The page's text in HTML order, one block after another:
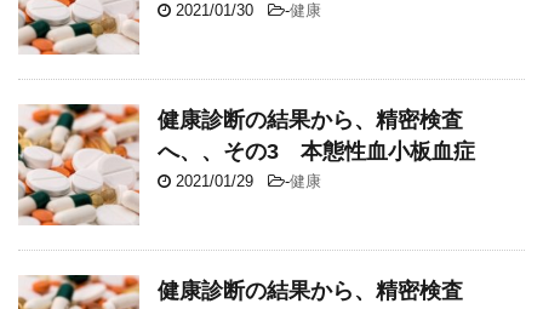
2021/01/30 -健康
健康診断の結果から、精密検査
へ、、その3 本態性血小板血症
2021/01/29 -健康
健康診断の結果から、精密検査